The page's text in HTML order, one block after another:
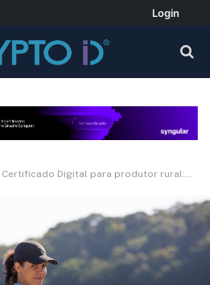
Login
Certificado Digital para produtor rural: como a Valid pode ajudá-lo?